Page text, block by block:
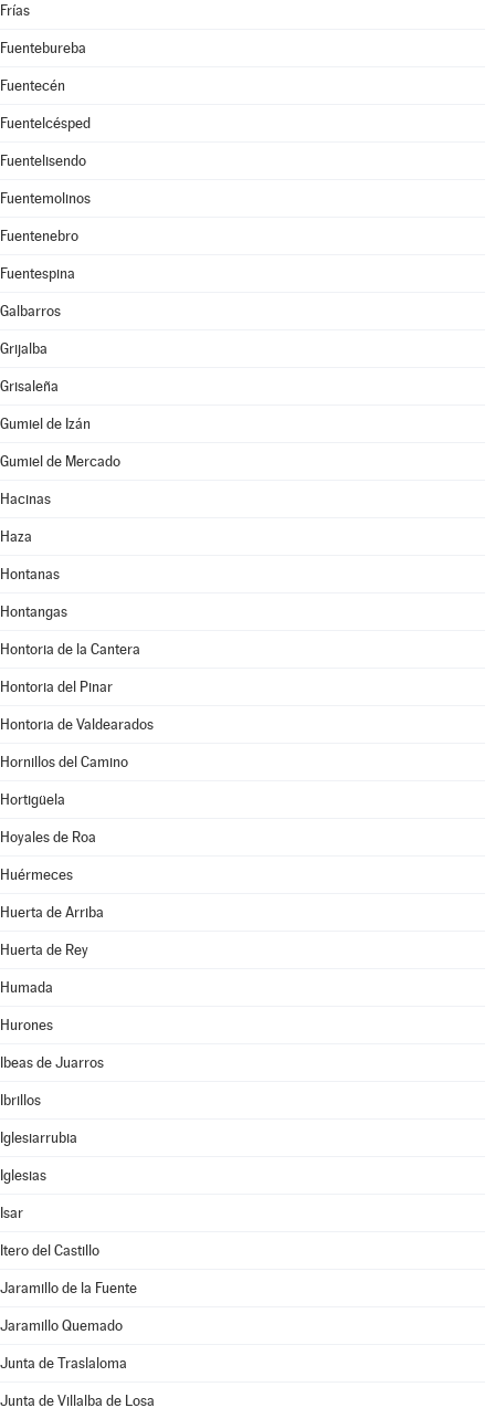
Frías
Fuentebureba
Fuentecén
Fuentelcésped
Fuentelisendo
Fuentemolinos
Fuentenebro
Fuentespina
Galbarros
Grijalba
Grisaleña
Gumiel de Izán
Gumiel de Mercado
Hacinas
Haza
Hontanas
Hontangas
Hontoria de la Cantera
Hontoria del Pinar
Hontoria de Valdearados
Hornillos del Camino
Hortigüela
Hoyales de Roa
Huérmeces
Huerta de Arriba
Huerta de Rey
Humada
Hurones
Ibeas de Juarros
Ibrillos
Iglesiarrubia
Iglesias
Isar
Itero del Castillo
Jaramillo de la Fuente
Jaramillo Quemado
Junta de Traslaloma
Junta de Villalba de Losa